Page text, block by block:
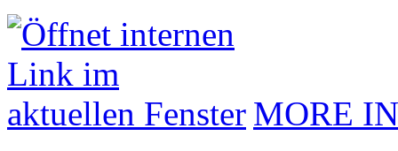
MORE